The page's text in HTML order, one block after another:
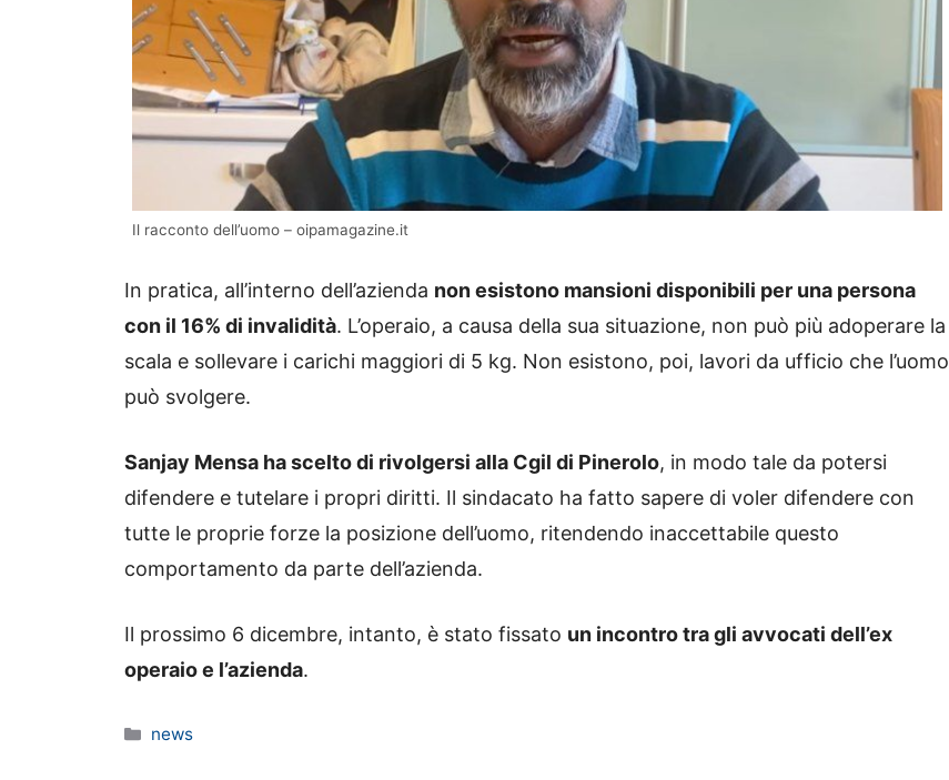
Il racconto dell’uomo – oipamagazine.it
In pratica, all’interno dell’azienda non esistono mansioni disponibili per una persona
con il 16% di invalidità. L’operaio, a causa della sua situazione, non può più adoperare la
scala e sollevare i carichi maggiori di 5 kg. Non esistono, poi, lavori da ufficio che l’uomo
può svolgere.
Sanjay Mensa ha scelto di rivolgersi alla Cgil di Pinerolo, in modo tale da potersi
difendere e tutelare i propri diritti. Il sindacato ha fatto sapere di voler difendere con
tutte le proprie forze la posizione dell’uomo, ritendendo inaccettabile questo
comportamento da parte dell’azienda.
Il prossimo 6 dicembre, intanto, è stato fissato un incontro tra gli avvocati dell’ex
operaio e l’azienda.
Categorie
news